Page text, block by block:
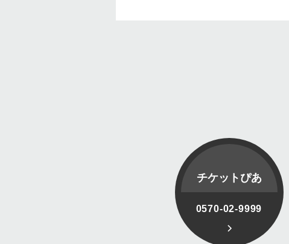
チケットぴあ
0570-02-9999